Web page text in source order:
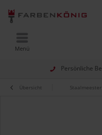
Persönliche
Menü
Übersicht Staalmeester